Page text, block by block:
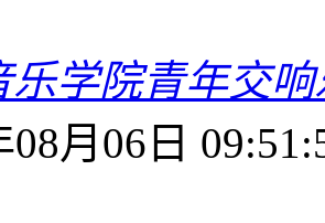
乐学院青年交
08月06日